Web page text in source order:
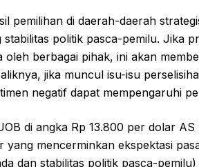
pemilihan di daerah-daerah
politik pasca-pemilu. Jika
oleh berbagai pihak, ini akan
jika muncul isu-isu
negatif dapat mempengaruhi
di angka Rp 13.800 per dolar
yang mencerminkan ekspektasi
dan stabilitas politik pasca-